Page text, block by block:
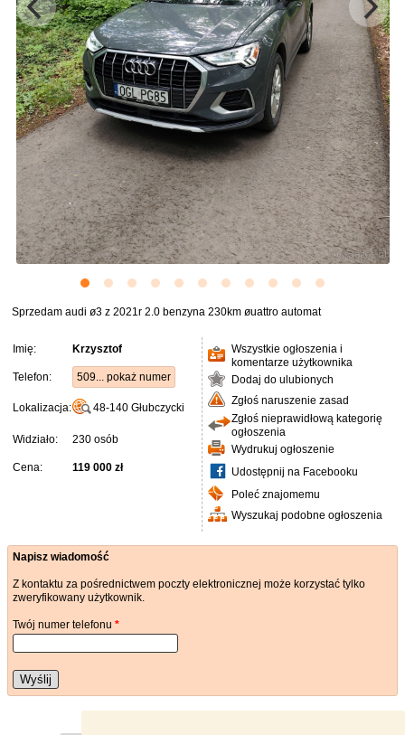
Sprzedam audi ø3 z 2021r 2.0 benzyna 230km øuattro automat
Imię: Krzysztof
Telefon: 509... pokaż numer
Lokalizacja: 48-140 Głubczycki
Widziało: 230 osób
Cena: 119 000 zł
Wszystkie ogłoszenia i
komentarze użytkownika
Dodaj do ulubionych
Zgłoś naruszenie zasad
Zgłoś nieprawidłową kategorię
ogłoszenia
Wydrukuj ogłoszenie
Udostępnij na Facebooku
Poleć znajomemu
Wyszukaj podobne ogłoszenia
Napisz wiadomość
Z kontaktu za pośrednictwem poczty elektronicznej może korzystać tylko
zweryfikowany użytkownik.
Twój numer telefonu *
Wyślij